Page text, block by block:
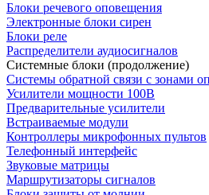
Блоки речевого оповещения
Электронные блоки сирен
Блоки реле
Распределители аудиосигналов
Системные блоки (продолжение)
Системы обратной связи с зонами
Усилители мощности 100В
Предварительные усилители
Встраиваемые модули
Контроллеры микрофонных пультов
Телефонный интерфейс
Звуковые матрицы
Маршрутизаторы сигналов